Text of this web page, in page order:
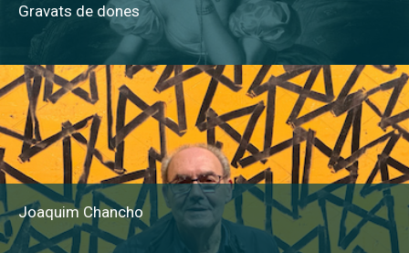
Gravats de dones
Joaquim Chancho